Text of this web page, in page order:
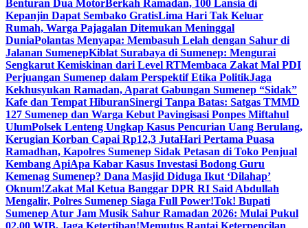
Benturan Dua MotorBerkah Ramadan, 100 Lansia di
Kepanjin Dapat Sembako GratisLima Hari Tak Keluar
Rumah, Warga Pajagalan Ditemukan Meninggal
DuniaPolantas Menyapa: Membasuh Lelah dengan Sahur di
Jalanan SumenepKiblat Surabaya di Sumenep: Mengurai
Sengkarut Kemiskinan dari Level RTMembaca Zakat Mal PDI
Perjuangan Sumenep dalam Perspektif Etika PolitikJaga
Kekhusyukan Ramadan, Aparat Gabungan Sumenep “Sidak”
Kafe dan Tempat HiburanSinergi Tanpa Batas: Satgas TMMD
127 Sumenep dan Warga Kebut Pavingisasi Ponpes Miftahul
UlumPolsek Lenteng Ungkap Kasus Pencurian Uang Berulang,
Kerugian Korban Capai Rp12,3 JutaHari Pertama Puasa
Ramadhan, Kapolres Sumenep Sidak Petasan di Toko Penjual
Kembang ApiApa Kabar Kasus Investasi Bodong Guru
Kemenag Sumenep? Dana Masjid Diduga Ikut ‘Dilahap’
Oknum!Zakat Mal Ketua Banggar DPR RI Said Abdullah
Mengalir, Polres Sumenep Siaga Full Power!Tok! Bupati
Sumenep Atur Jam Musik Sahur Ramadan 2026: Mulai Pukul